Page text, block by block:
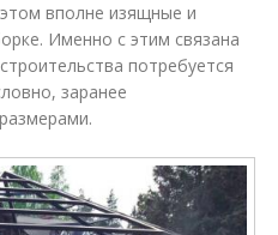
вполне изящные и
Именно с этим связана
потребуется
заранее